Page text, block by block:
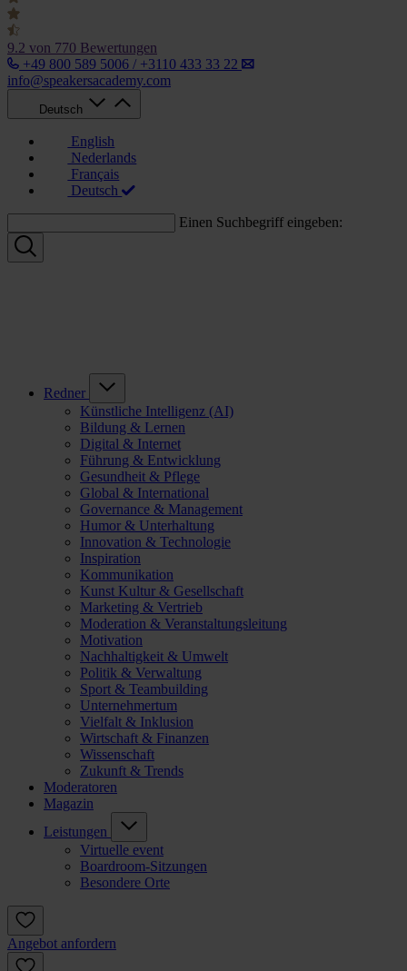
9.2 von 770 Bewertungen
+49 800 589 5006 / +3110 433 33 22
info@speakersacademy.com
Deutsch
English
Nederlands
Français
Deutsch
Einen Suchbegriff eingeben:
Redner
Künstliche Intelligenz (AI)
Bildung & Lernen
Digital & Internet
Führung & Entwicklung
Gesundheit & Pflege
Global & International
Governance & Management
Humor & Unterhaltung
Innovation & Technologie
Inspiration
Kommunikation
Kunst Kultur & Gesellschaft
Marketing & Vertrieb
Moderation & Veranstaltungsleitung
Motivation
Nachhaltigkeit & Umwelt
Politik & Verwaltung
Sport & Teambuilding
Unternehmertum
Vielfalt & Inklusion
Wirtschaft & Finanzen
Wissenschaft
Zukunft & Trends
Moderatoren
Magazin
Leistungen
Virtuelle event
Boardroom-Sitzungen
Besondere Orte
Angebot anfordern